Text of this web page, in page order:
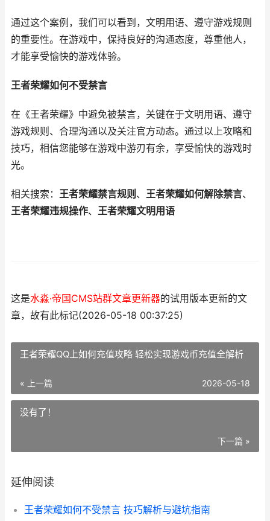
通过这个案例，我们可以看到，文明用语、遵守游戏规则
的重要性。在游戏中，保持良好的沟通态度，尊重他人，
才能享受愉快的游戏体验。
王者荣耀如何不受禁言
在《王者荣耀》中避免被禁言，关键在于文明用语、遵守
游戏规则、合理沟通以及关注官方动态。通过以上攻略和
技巧，相信您能够在游戏中游刃有余，享受愉快的游戏时
光。
相关搜索： 王者荣耀禁言规则 、 王者荣耀如何解除禁言、
王者荣耀违规操作、 王者荣耀文明用语
这是水淼·帝国CMS站群文章更新器的试用版本更新的文
章，故有此标记(2026-05-18 00:37:25)
王者荣耀QQ上如何充值攻略 轻松实现游戏币充值全解析
« 上一篇 2026-05-18
没有了！
下一篇 »
延伸阅读
王者荣耀如何不受禁言 技巧解析与避坑指南